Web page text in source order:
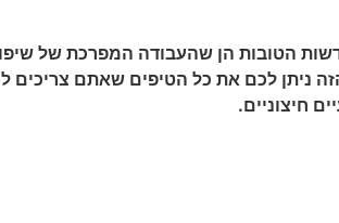
הטובות הן שהעבודה המפרכת של
ניתן לכם את כל הטיפים שאתם צריכים
חיצוניים.